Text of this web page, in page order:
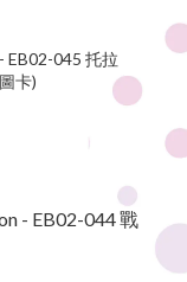
EB02-045 托拉
卡)